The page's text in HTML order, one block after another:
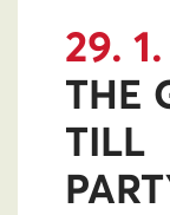
29. 1.
THE
TILL